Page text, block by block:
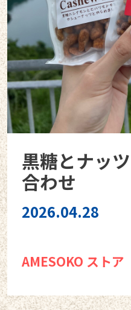
黒糖とナッ
合わせ
2026.04.28
AMESOKO ストア